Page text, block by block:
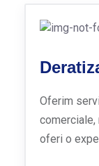
Oferim
comerciale,
oferi o